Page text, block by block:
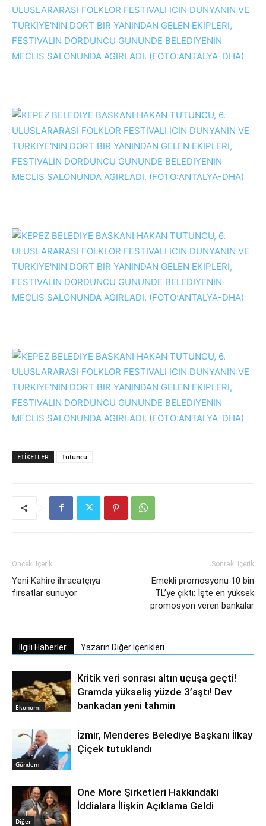
ETIKETLER Tütüncü
Önceki İçerik
Yeni Kahire ihracatçıya
fırsatlar sunuyor
Sonraki İçerik
Emekli promosyonu 10 bin
TL’ye çıktı: İşte en yüksek
promosyon veren bankalar
İlgili Haberler Yazarın Diğer İçerikleri
Ekonomi
Kritik veri sonrası altın uçuşa geçti!
Gramda yükseliş yüzde 3’aştı! Dev
bankadan yeni tahmin
Gündem
İzmir, Menderes Belediye Başkanı İlkay
Çiçek tutuklandı
Diğer
One More Şirketleri Hakkındaki
İddialara İlişkin Açıklama Geldi